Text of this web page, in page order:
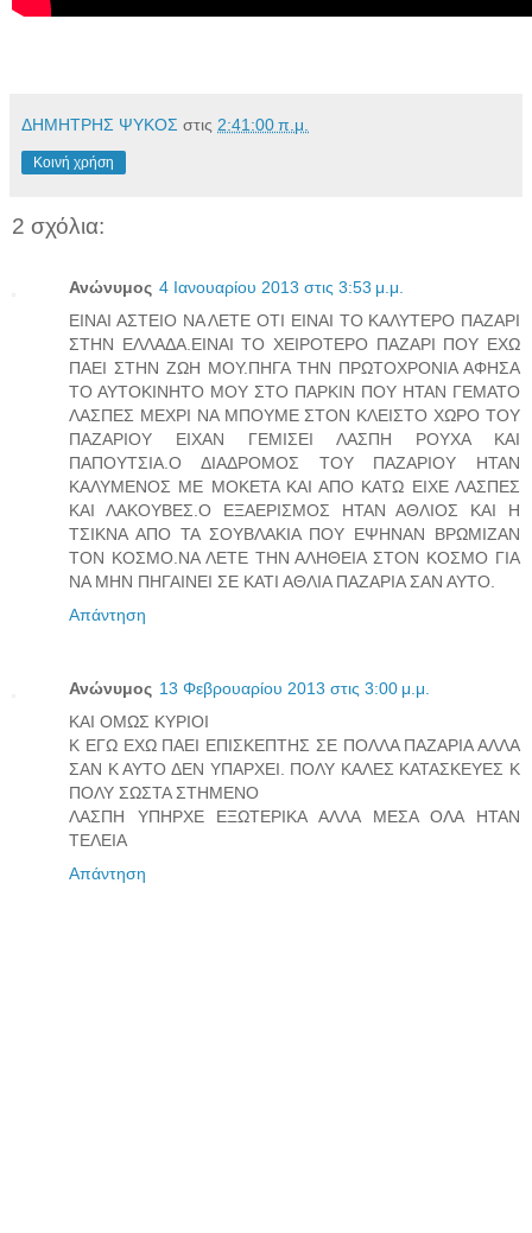
ΔΗΜΗΤΡΗΣ ΨΥΚΟΣ στις 2:41:00 π.μ.
Κοινή χρήση
2 σχόλια:
Ανώνυμος 4 Ιανουαρίου 2013 στις 3:53 μ.μ.
ΕΙΝΑΙ ΑΣΤΕΙΟ ΝΑ ΛΕΤΕ ΟΤΙ ΕΙΝΑΙ ΤΟ ΚΑΛΥΤΕΡΟ ΠΑΖΑΡΙ
ΣΤΗΝ ΕΛΛΑΔΑ.ΕΙΝΑΙ ΤΟ ΧΕΙΡΟΤΕΡΟ ΠΑΖΑΡΙ ΠΟΥ ΕΧΩ
ΠΑΕΙ ΣΤΗΝ ΖΩΗ ΜΟΥ.ΠΗΓΑ ΤΗΝ ΠΡΩΤΟΧΡΟΝΙΑ ΑΦΗΣΑ
ΤΟ ΑΥΤΟΚΙΝΗΤΟ ΜΟΥ ΣΤΟ ΠΑΡΚΙΝ ΠΟΥ ΗΤΑΝ ΓΕΜΑΤΟ
ΛΑΣΠΕΣ ΜΕΧΡΙ ΝΑ ΜΠΟΥΜΕ ΣΤΟΝ ΚΛΕΙΣΤΟ ΧΩΡΟ ΤΟΥ
ΠΑΖΑΡΙΟΥ ΕΙΧΑΝ ΓΕΜΙΣΕΙ ΛΑΣΠΗ ΡΟΥΧΑ ΚΑΙ
ΠΑΠΟΥΤΣΙΑ.Ο ΔΙΑΔΡΟΜΟΣ ΤΟΥ ΠΑΖΑΡΙΟΥ ΗΤΑΝ
ΚΑΛΥΜΕΝΟΣ ΜΕ ΜΟΚΕΤΑ ΚΑΙ ΑΠΟ ΚΑΤΩ ΕΙΧΕ ΛΑΣΠΕΣ
ΚΑΙ ΛΑΚΟΥΒΕΣ.Ο ΕΞΑΕΡΙΣΜΟΣ ΗΤΑΝ ΑΘΛΙΟΣ ΚΑΙ Η
ΤΣΙΚΝΑ ΑΠΟ ΤΑ ΣΟΥΒΛΑΚΙΑ ΠΟΥ ΕΨΗΝΑΝ ΒΡΩΜΙΖΑΝ
ΤΟΝ ΚΟΣΜΟ.ΝΑ ΛΕΤΕ ΤΗΝ ΑΛΗΘΕΙΑ ΣΤΟΝ ΚΟΣΜΟ ΓΙΑ
ΝΑ ΜΗΝ ΠΗΓΑΙΝΕΙ ΣΕ ΚΑΤΙ ΑΘΛΙΑ ΠΑΖΑΡΙΑ ΣΑΝ ΑΥΤΟ.
Απάντηση
Ανώνυμος 13 Φεβρουαρίου 2013 στις 3:00 μ.μ.
ΚΑΙ ΟΜΩΣ ΚΥΡΙΟΙ
Κ ΕΓΩ ΕΧΩ ΠΑΕΙ ΕΠΙΣΚΕΠΤΗΣ ΣΕ ΠΟΛΛΑ ΠΑΖΑΡΙΑ ΑΛΛΑ
ΣΑΝ Κ ΑΥΤΟ ΔΕΝ ΥΠΑΡΧΕΙ. ΠΟΛΥ ΚΑΛΕΣ ΚΑΤΑΣΚΕΥΕΣ Κ
ΠΟΛΥ ΣΩΣΤΑ ΣΤΗΜΕΝΟ
ΛΑΣΠΗ ΥΠΗΡΧΕ ΕΞΩΤΕΡΙΚΑ ΑΛΛΑ ΜΕΣΑ ΟΛΑ ΗΤΑΝ
ΤΕΛΕΙΑ
Απάντηση